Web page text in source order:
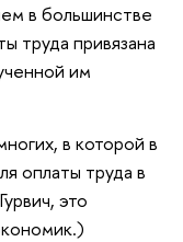
в большинстве
труда привязана
им
в которой в
оплаты труда в
это